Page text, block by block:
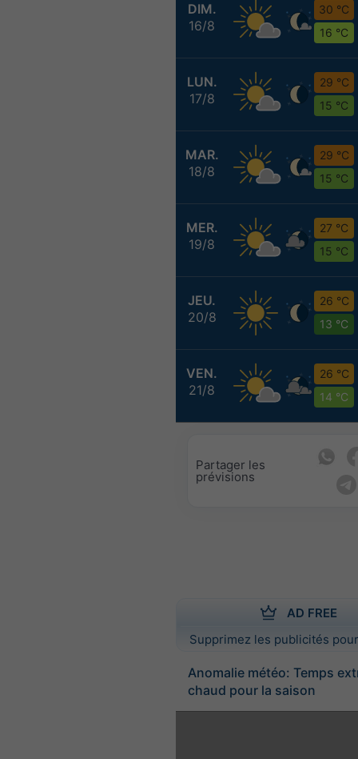
DIM.
16/8
30 °C
16 °C
LUN.
17/8
29 °C
15 °C
MAR.
18/8
29 °C
15 °C
MER.
19/8
27 °C
15 °C
JEU.
20/8
26 °C
13 °C
VEN.
21/8
26 °C
14 °C
Partager les
prévisions
AD FREE
Supprimez les publicités
Anomalie météo: Temps
chaud pour la saison